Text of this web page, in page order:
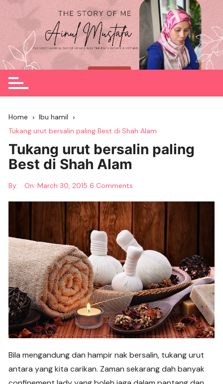
Skip
to
content
Home
Ibu hamil
Tukang urut bersalin paling Best di Shah Alam
Tukang urut bersalin paling
Best di Shah Alam
By: On:March 30, 2015 6 Comments
Bila mengandung dan hampir nak bersalin, tukang urut
antara yang kita carikan. Zaman sekarang dah banyak